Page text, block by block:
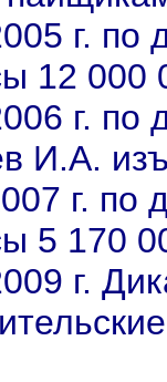
г.
12 000
г. по
И.А.
г.
5 170
г.